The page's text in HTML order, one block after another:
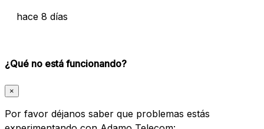
hace 8 días
¿Qué no está funcionando?
×
Por favor déjanos saber que problemas estás